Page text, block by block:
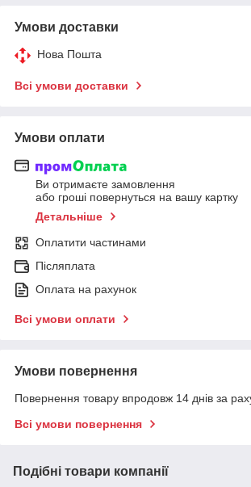
Умови доставки
Нова Пошта
Всі умови доставки
Умови оплати
Ви отримаєте замовлення
або гроші повернуться на вашу картку
Детальніше
Оплатити частинами
Післяплата
Оплата на рахунок
Всі умови оплати
Умови повернення
Повернення товару впродовж 14 днів за
Всі умови повернення
Подібні товари компанії